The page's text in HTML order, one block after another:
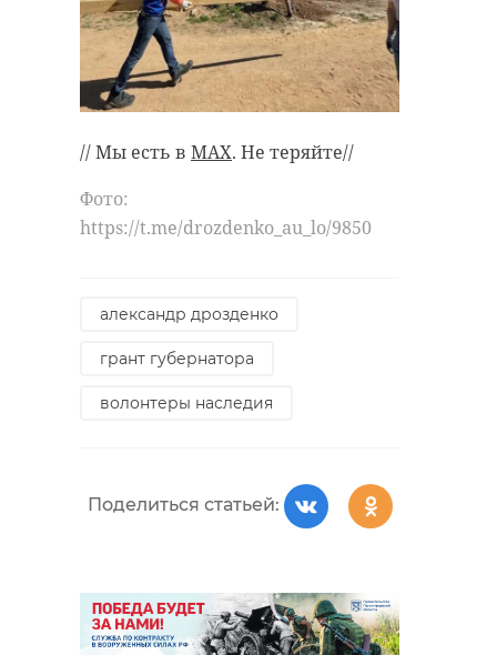
// Мы есть в MAX. Не теряйте//
Фото:
https://t.me/drozdenko_au_lo/9850
александр дрозденко
грант губернатора
волонтеры наследия
Поделиться статьей: